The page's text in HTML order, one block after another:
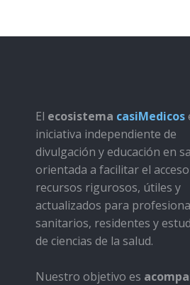
El ecosistema casiMedicos
iniciativa independiente de
divulgación y educación en
orientada a facilitar el
recursos rigurosos, útiles y
actualizados para
sanitarios, residentes y
de ciencias de la salud.
Nuestro objetivo es